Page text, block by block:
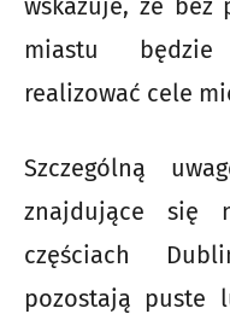
wskazuje, że bez
miastu
realizować cele
Szczególną
znajdujące się
częściach
pozostają puste